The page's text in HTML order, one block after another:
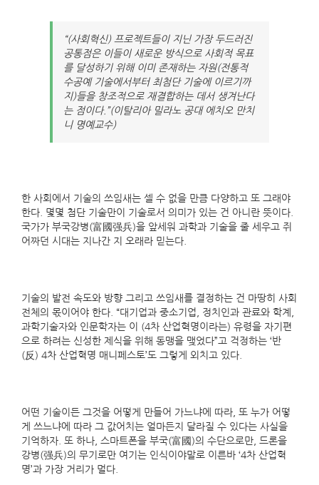
“(사회혁신) 프로젝트들이 지닌 가장 두드러진
공통점은 이들이 새로운 방식으로 사회적 목표
를 달성하기 위해 이미 존재하는 자원(전통적
수공예 기술에서부터 최첨단 기술에 이르기까
지)들을 창조적으로 재결합하는 데서 생겨난다
는 점이다.”(이탈리아 밀라노 공대 에치오 만치
니 명예교수)
한 사회에서 기술의 쓰임새는 셀 수 없을 만큼 다양하고 또 그래야
한다. 몇몇 첨단 기술만이 기술로서 의미가 있는 건 아니란 뜻이다.
국가가 부국강병(富國强兵)을 앞세워 과학과 기술을 줄 세우고 쥐
어짜던 시대는 지나간 지 오래라 믿는다.
기술의 발전 속도와 방향 그리고 쓰임새를 결정하는 건 마땅히 사회
전체의 몫이어야 한다. “대기업과 중소기업, 정치인과 관료와 학계,
과학기술자와 인문학자는 이 (4차 산업혁명이라는) 유령을 자기편
으로 하려는 신성한 제식을 위해 동맹을 맺었다”고 걱정하는 ‘반
(反) 4차 산업혁명 매니페스토’도 그렇게 외치고 있다.
어떤 기술이든 그것을 어떻게 만들어 가느냐에 따라, 또 누가 어떻
게 쓰느냐에 따라 그 값어치는 얼마든지 달라질 수 있다는 사실을
기억하자. 또 하나, 스마트폰을 부국(富國)의 수단으로만, 드론을
강병(强兵)의 무기로만 여기는 인식이야말로 이른바 ‘4차 산업혁
명’과 가장 거리가 멀다.